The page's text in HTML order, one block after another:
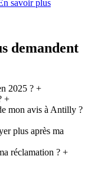
savoir plus
demandent
2025 ?+
+
mon avis à Antilly ?
plus après ma
réclamation ?+